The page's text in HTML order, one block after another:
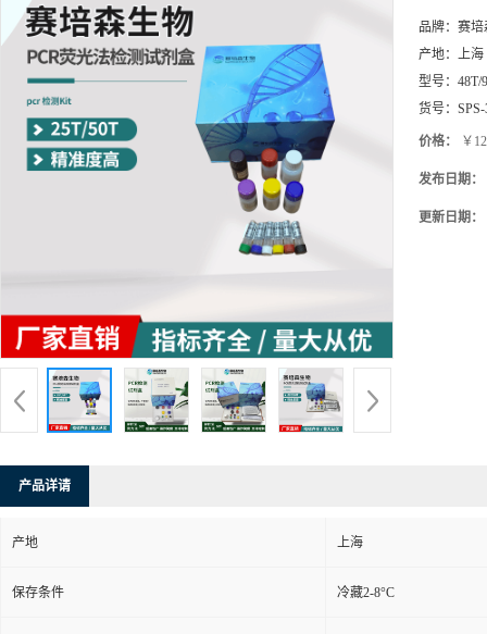
品牌： 赛培
产地： 上海
型号： 48T/
货号：
价格： ￥
发布日期：
更新日期：
产品详请
产地 上海
保存条件 冷藏2-8°C